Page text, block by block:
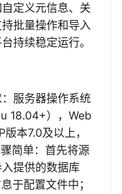
定义元信息、关
批量操作和导入
持续稳定运行。
服务器操作系统
18.04+），Web
本7.0及以上，
简单：首先将源
提供的数据库
于配置文件中；